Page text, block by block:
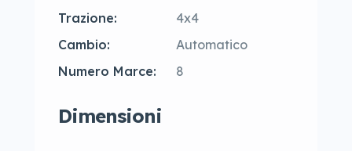
Trazione:
4x4
Cambio:
Automatico
Numero Marce:
8
Dimensioni